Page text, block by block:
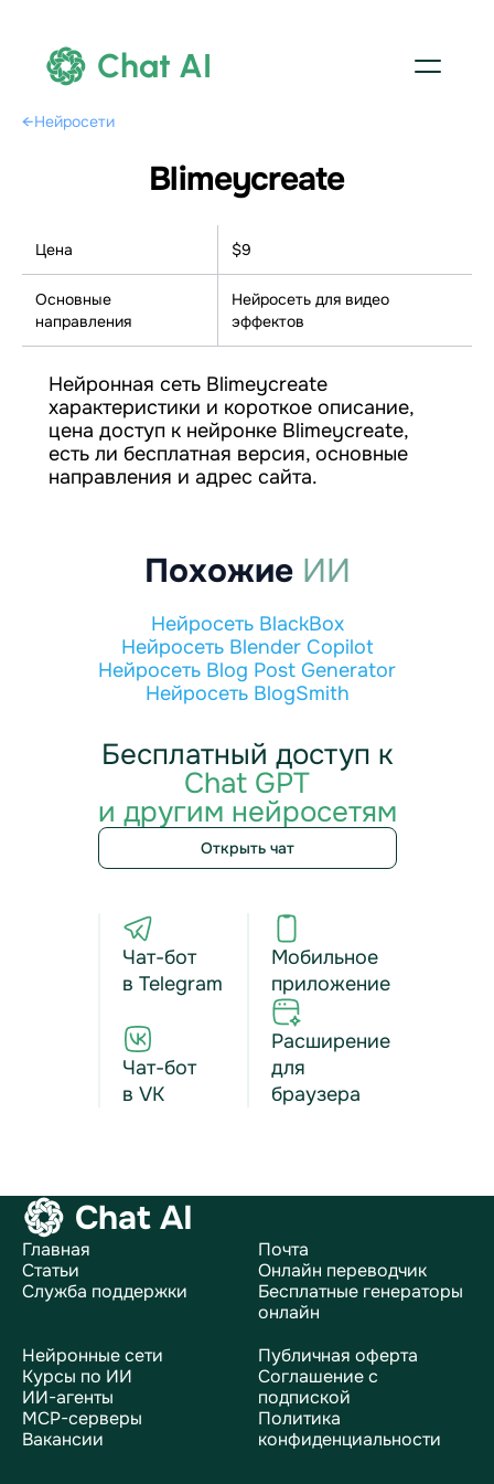
Chat AI
←Нейросети
Blimeycreate
Цена $9
Основные
направления
Нейросеть для видео
эффектов
Нейронная сеть Blimeycreate
характеристики и короткое описание,
цена доступ к нейронке Blimeycreate,
есть ли бесплатная версия, основные
направления и адрес сайта.
Похожие ИИ
Нейросеть BlackBox
Нейросеть Blender Copilot
Нейросеть Blog Post Generator
Нейросеть BlogSmith
Бесплатный доступ к
Chat GPT
и другим нейросетям
Открыть чат
Чат-бот
в Telegram
Чат-бот
в VK
Мобильное
приложение
Расширение
для
браузера
Chat AI
Главная
Статьи
Служба поддержки
Почта
Онлайн переводчик
Бесплатные генераторы
онлайн
Нейронные сети
Курсы по ИИ
ИИ-агенты
MCP-серверы
Вакансии
Публичная оферта
Соглашение с
подпиской
Политика
конфиденциальности